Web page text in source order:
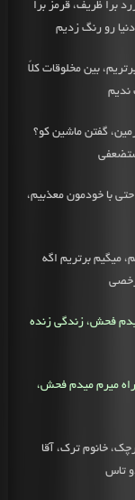
برا ظریف، قرمز برا
رو رنگ زدیم
بین مخلوقات کلاً
ندیم
گفتن ماشین کو؟
با خودمون معذبیم،
میگیم برتریم اگه
فحش، زندگی‌ زنده
میرم میدم فحش،
خانوم ترک، آقا
تاس